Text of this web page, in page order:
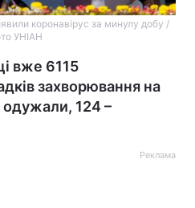
коронавірус за минулу добу /
УНІАН
вже 6115
захворювання на
одужали, 124 –
Реклама